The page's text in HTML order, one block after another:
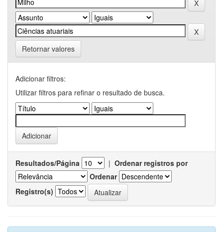
Retornar valores
Adicionar filtros:
Utilizar filtros para refinar o resultado de busca.
Resultados/Página | Ordenar registros por
Ordenar
Registro(s)